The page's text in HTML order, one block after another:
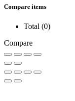
Compare items
Total (0)
Compare